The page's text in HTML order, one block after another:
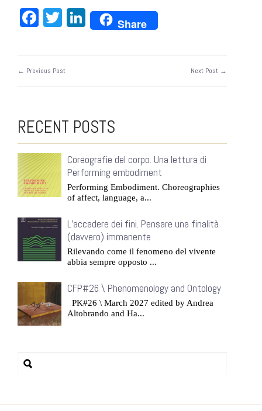
Facebook
TwitterLinkedIn
Share
← Previous Post Next Post →
RECENT POSTS
Coreografie del corpo. Una lettura di
Performing embodiment
Performing Embodiment. Choreographies
of affect, language, a...
L’accadere dei fini. Pensare una finalità
(davvero) immanente
Rilevando come il fenomeno del vivente
abbia sempre opposto ...
CFP#26 \ Phenomenology and Ontology
PK#26 \ March 2027 edited by Andrea
Altobrando and Ha...